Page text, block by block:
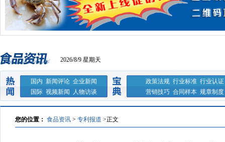
2026/8/9 星期天
国内 新闻评论 企业新闻 政策法规 行业标准 行业认证
国际 视频新闻 人物访谈 营销技巧 合同样本 规章制度
您的位置： 食品资讯 > 专利报道 >正文